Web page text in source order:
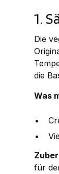
1.
Die
die
Was
für